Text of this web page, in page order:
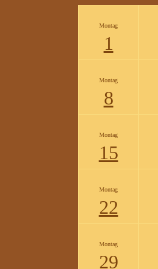
Montag
1
Montag
8
Montag
15
Montag
22
Montag
29